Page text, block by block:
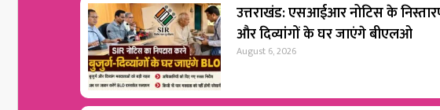
उत्तराखंड: एसआईआर नोटिस के
और दिव्यांगों के घर जाएंगे बीएलओ
August 6, 2026